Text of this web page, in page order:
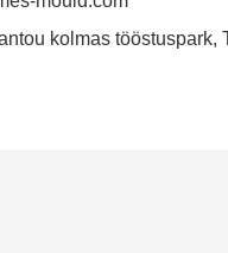
kolmas